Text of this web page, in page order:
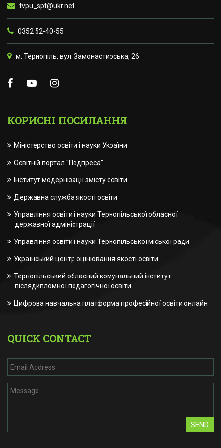
tvpu_spt@ukr.net
0352 52-40-55
м. Тернопіль, вул. Замонастирська, 26
КОРИСНІ ПОСИЛАННЯ
Міністерство освіти і науки України
Освітній портал "Педпреса"
Інститут модернізації змісту освіти
Державна служба якості освіти
Управління освіти і науки Тернопільської обласної
державної адміністрації
Управління освіти і науки Тернопільської міської ради
Український центр оцінювання якості освіти
Тернопільський обласний комунальний інститут
післядипломної педагогічної освіти
Цифрова навчальна платформа професійної освіти онлайн
QUICK CONTACT
SEND